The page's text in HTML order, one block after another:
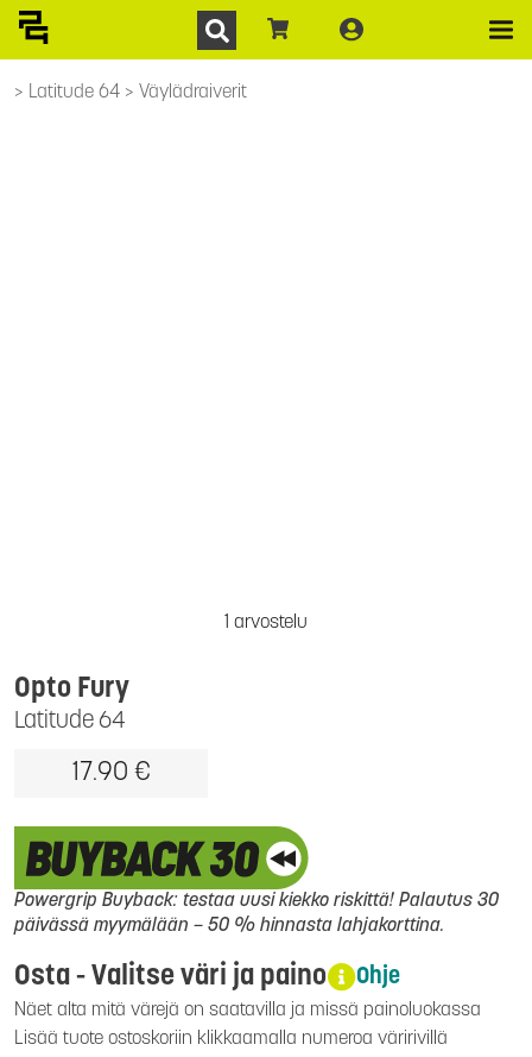
Latitude 64 Väylädraiverit
1 arvostelu
Latitude 64
Opto Fury
17.90 €
Powergrip Buyback: testaa uusi kiekko riskittä! Palautus 30
päivässä myymälään – 50 % hinnasta lahjakorttina.
Osta - Valitse väri ja paino Ohje
Näet alta mitä värejä on saatavilla ja missä painoluokassa
Lisää tuote ostoskoriin klikkaamalla numeroa väririvillä